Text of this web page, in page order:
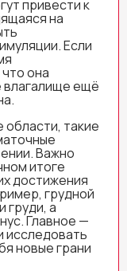
привести к
на
Если
она
влагалище ещё
такие
Важно
итоге
достижения
грудной
груди, а
Главное —
исследовать
новые грани